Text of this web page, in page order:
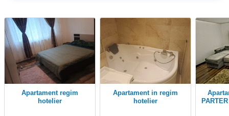
Apartament regim
hotelier
apartament in regim
hotelier
Apartament 2 camere